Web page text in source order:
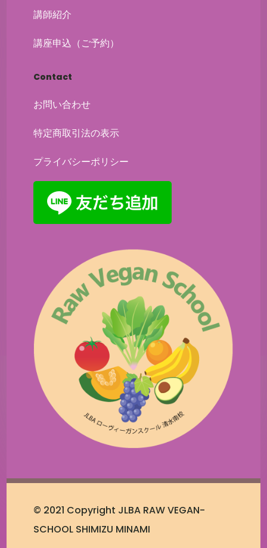
講師紹介
講座申込（ご予約）
Contact
お問い合わせ
特定商取引法の表示
プライバシーポリシー
© 2021 Copyright JLBA RAW VEGAN-
SCHOOL SHIMIZU MINAMI